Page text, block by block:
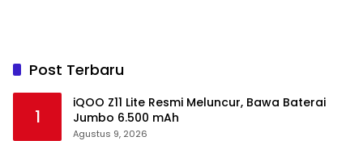
Post Terbaru
1
iQOO Z11 Lite Resmi Meluncur, Bawa Baterai
Jumbo 6.500 mAh
Agustus 9, 2026